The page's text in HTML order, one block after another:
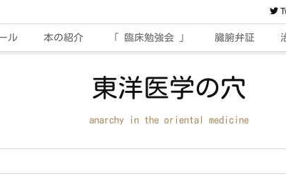
ル 本の紹介 「 臨床勉強会 」 臓腑弁証
東洋医学の穴
anarchy in the oriental medicine